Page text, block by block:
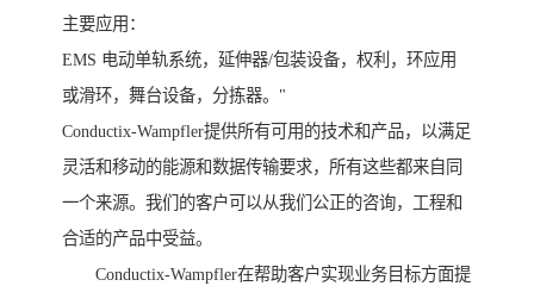
主要应用：
EMS 电动单轨系统，延伸器/包装设备，权利，环应用
或滑环，舞台设备，分拣器。"
Conductix-Wampfler提供所有可用的技术和产品，以满足
灵活和移动的能源和数据传输要求，所有这些都来自同
一个来源。我们的客户可以从我们公正的咨询，工程和
合适的产品中受益。
Conductix-Wampfler在帮助客户实现业务目标方面提